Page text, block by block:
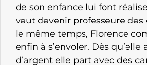
de son enfance lui font
veut devenir professeure des
le même temps, Florence
enfin à s’envoler. Dès qu’elle
d’argent elle part avec des